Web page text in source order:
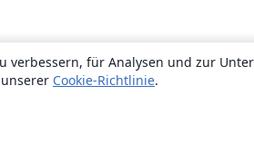
verbessern, für Analysen und zur
Cookie-Richtlinie.